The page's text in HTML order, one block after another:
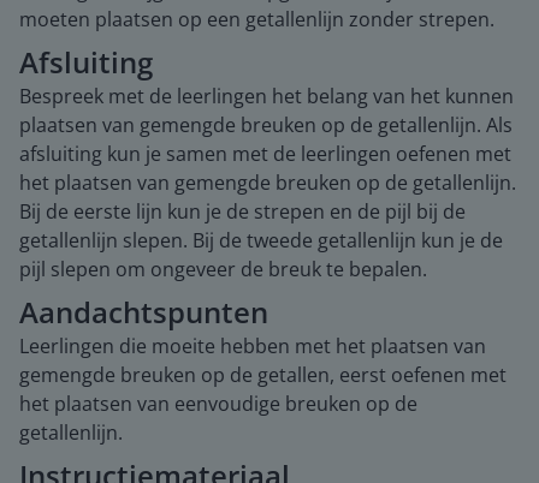
moeten plaatsen op een getallenlijn zonder strepen.
Afsluiting
Bespreek met de leerlingen het belang van het kunnen
plaatsen van gemengde breuken op de getallenlijn. Als
afsluiting kun je samen met de leerlingen oefenen met
het plaatsen van gemengde breuken op de getallenlijn.
Bij de eerste lijn kun je de strepen en de pijl bij de
getallenlijn slepen. Bij de tweede getallenlijn kun je de
pijl slepen om ongeveer de breuk te bepalen.
Aandachtspunten
Leerlingen die moeite hebben met het plaatsen van
gemengde breuken op de getallen, eerst oefenen met
het plaatsen van eenvoudige breuken op de
getallenlijn.